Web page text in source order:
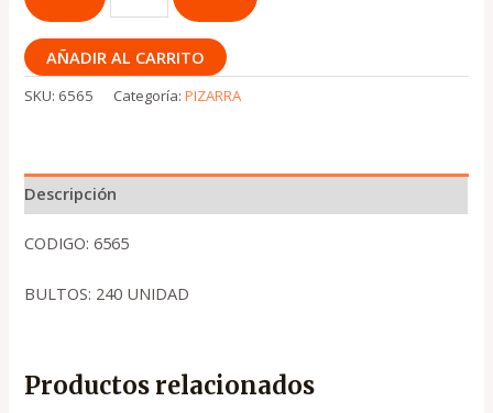
AÑADIR AL CARRITO
SKU: 6565 Categoría:PIZARRA
Descripción
CODIGO: 6565
BULTOS: 240 UNIDAD
Productos relacionados